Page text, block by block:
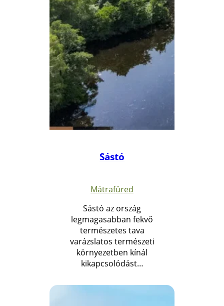
Sástó
Mátrafüred
Sástó az ország
legmagasabban fekvő
természetes tava
varázslatos természeti
környezetben kínál
kikapcsolódást…